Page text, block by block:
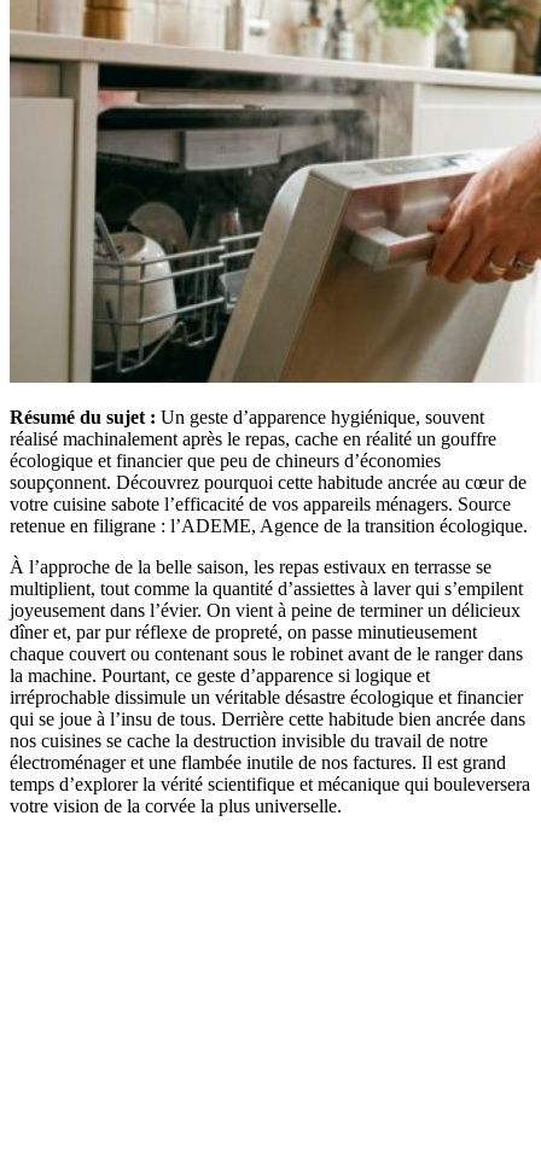
Résumé du sujet : Un geste d’apparence hygiénique, souvent
réalisé machinalement après le repas, cache en réalité un gouffre
écologique et financier que peu de chineurs d’économies
soupçonnent. Découvrez pourquoi cette habitude ancrée au cœur de
votre cuisine sabote l’efficacité de vos appareils ménagers. Source
retenue en filigrane : l’ADEME, Agence de la transition écologique.
À l’approche de la belle saison, les repas estivaux en terrasse se
multiplient, tout comme la quantité d’assiettes à laver qui s’empilent
joyeusement dans l’évier. On vient à peine de terminer un délicieux
dîner et, par pur réflexe de propreté, on passe minutieusement
chaque couvert ou contenant sous le robinet avant de le ranger dans
la machine. Pourtant, ce geste d’apparence si logique et
irréprochable dissimule un véritable désastre écologique et financier
qui se joue à l’insu de tous. Derrière cette habitude bien ancrée dans
nos cuisines se cache la destruction invisible du travail de notre
électroménager et une flambée inutile de nos factures. Il est grand
temps d’explorer la vérité scientifique et mécanique qui bouleversera
votre vision de la corvée la plus universelle.